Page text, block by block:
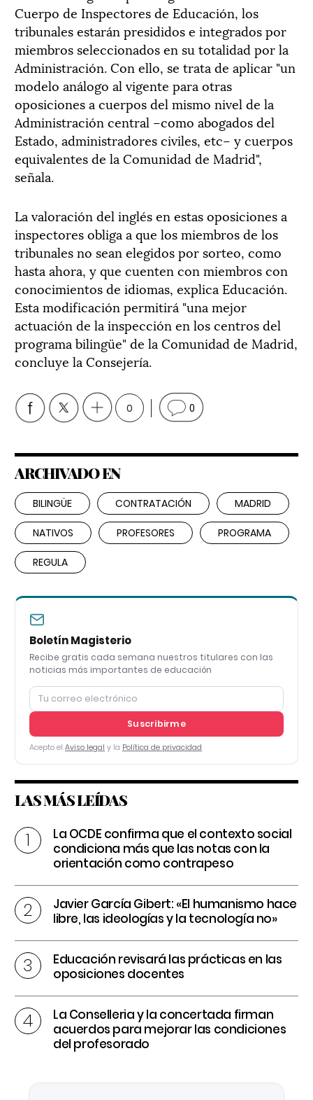
Cuerpo de Inspectores de Educación, los
tribunales estarán presididos e integrados por
miembros seleccionados en su totalidad por la
Administración. Con ello, se trata de aplicar "un
modelo análogo al vigente para otras
oposiciones a cuerpos del mismo nivel de la
Administración central –como abogados del
Estado, administradores civiles, etc– y cuerpos
equivalentes de la Comunidad de Madrid",
señala.
La valoración del inglés en estas oposiciones a
inspectores obliga a que los miembros de los
tribunales no sean elegidos por sorteo, como
hasta ahora, y que cuenten con miembros con
conocimientos de idiomas, explica Educación.
Esta modificación permitirá "una mejor
actuación de la inspección en los centros del
programa bilingüe" de la Comunidad de Madrid,
concluye la Consejería.
0 0
ARCHIVADO EN
BILINGÜE CONTRATACIÓN MADRID
NATIVOS PROFESORES PROGRAMA
REGULA
Boletín Magisterio
Recibe gratis cada semana nuestros titulares con las
noticias más importantes de educación
Suscribirme
Acepto el Aviso legal y la Política de privacidad
LAS MÁS LEÍDAS
La OCDE confirma que el contexto social
condiciona más que las notas con la
orientación como contrapeso
Javier García Gibert: «El humanismo hace
libre, las ideologías y la tecnología no»
Educación revisará las prácticas en las
oposiciones docentes
La Conselleria y la concertada firman
acuerdos para mejorar las condiciones
del profesorado